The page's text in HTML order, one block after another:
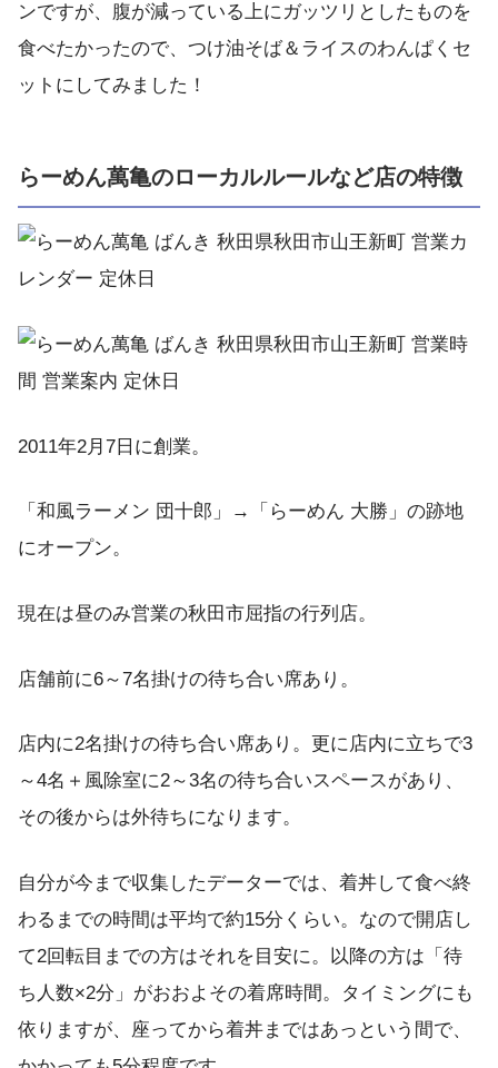
ンですが、腹が減っている上にガッツリとしたものを
食べたかったので、つけ油そば＆ライスのわんぱくセ
ットにしてみました！
らーめん萬亀のローカルルールなど店の特徴
2011年2月7日に創業。
「和風ラーメン 団十郎」→「らーめん 大勝」の跡地
にオープン。
現在は昼のみ営業の秋田市屈指の行列店。
店舗前に6～7名掛けの待ち合い席あり。
店内に2名掛けの待ち合い席あり。更に店内に立ちで3
～4名＋風除室に2～3名の待ち合いスペースがあり、
その後からは外待ちになります。
自分が今まで収集したデーターでは、着丼して食べ終
わるまでの時間は平均で約15分くらい。なので開店し
て2回転目までの方はそれを目安に。以降の方は「待
ち人数×2分」がおおよその着席時間。タイミングにも
依りますが、座ってから着丼まではあっという間で、